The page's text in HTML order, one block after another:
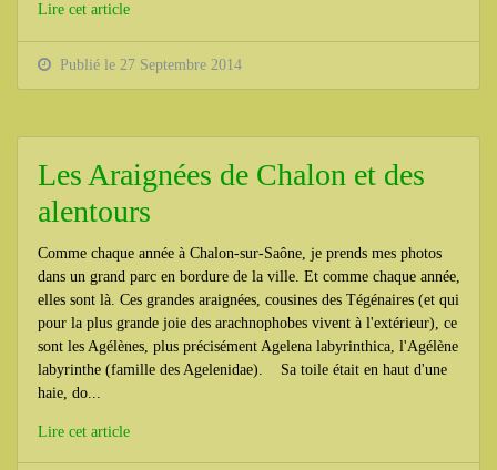
Lire cet article
Publié le 27 Septembre 2014
Les Araignées de Chalon et des
alentours
Comme chaque année à Chalon-sur-Saône, je prends mes photos
dans un grand parc en bordure de la ville. Et comme chaque année,
elles sont là. Ces grandes araignées, cousines des Tégénaires (et qui
pour la plus grande joie des arachnophobes vivent à l'extérieur), ce
sont les Agélènes, plus précisément Agelena labyrinthica, l'Agélène
labyrinthe (famille des Agelenidae). Sa toile était en haut d'une
haie, do...
Lire cet article